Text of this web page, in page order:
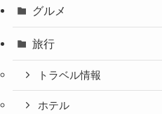
グルメ
旅行
トラベル情報
ホテル